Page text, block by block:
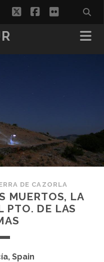
twitterfacebook
flickr
DE CAZORLA
MUERTOS, LA
PTO. DE LAS
Spain